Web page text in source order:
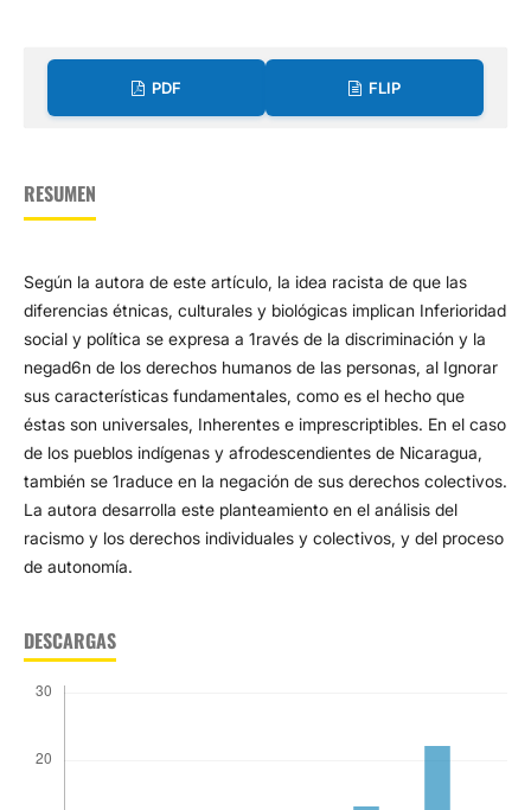
PDF FLIP
RESUMEN
Según la autora de este artículo, la idea racista de que las
diferencias étnicas, culturales y biológicas implican Inferioridad
social y política se expresa a 1ravés de la discriminación y la
negad6n de los derechos humanos de las personas, al Ignorar
sus características fundamentales, como es el hecho que
éstas son universales, Inherentes e imprescriptibles. En el caso
de los pueblos indígenas y afrodescendientes de Nicaragua,
también se 1raduce en la negación de sus derechos colectivos.
La autora desarrolla este planteamiento en el análisis del
racismo y los derechos individuales y colectivos, y del proceso
de autonomía.
DESCARGAS